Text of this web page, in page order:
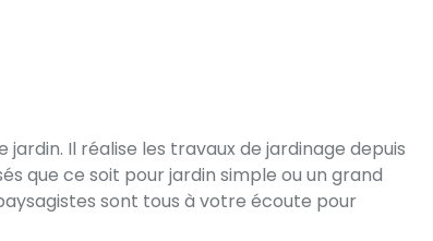
Il réalise les travaux de jardinage depuis
que ce soit pour jardin simple ou un grand
sont tous à votre écoute pour